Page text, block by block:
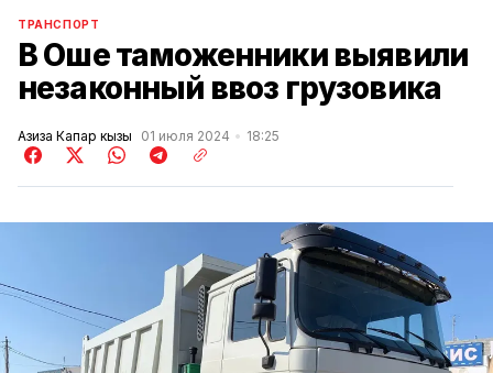
ТРАНСПОРТ
В Оше таможенники выявили
незаконный ввоз грузовика
Азиза Капар кызы 01 июля 2024 18:25